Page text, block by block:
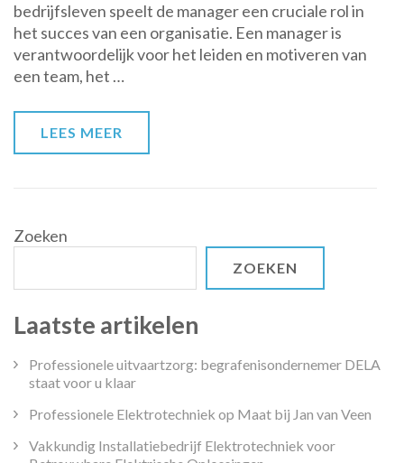
sleutel
tot
succesvol
bedrijfsleven speelt de manager een cruciale rol in
het succes van een organisatie. Een manager is
verantwoordelijk voor het leiden en motiveren van
een team, het …
LEES MEER
Zoeken
ZOEKEN
Laatste artikelen
Professionele uitvaartzorg: begrafenisondernemer DELA
staat voor u klaar
Professionele Elektrotechniek op Maat bij Jan van Veen
Vakkundig Installatiebedrijf Elektrotechniek voor